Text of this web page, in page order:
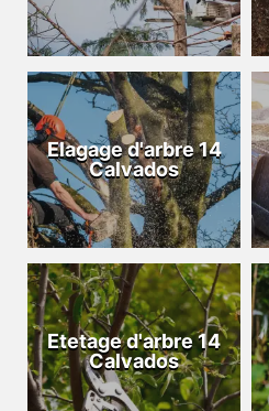
Elagage d'arbre 14
Calvados
Etetage d'arbre 14
Calvados